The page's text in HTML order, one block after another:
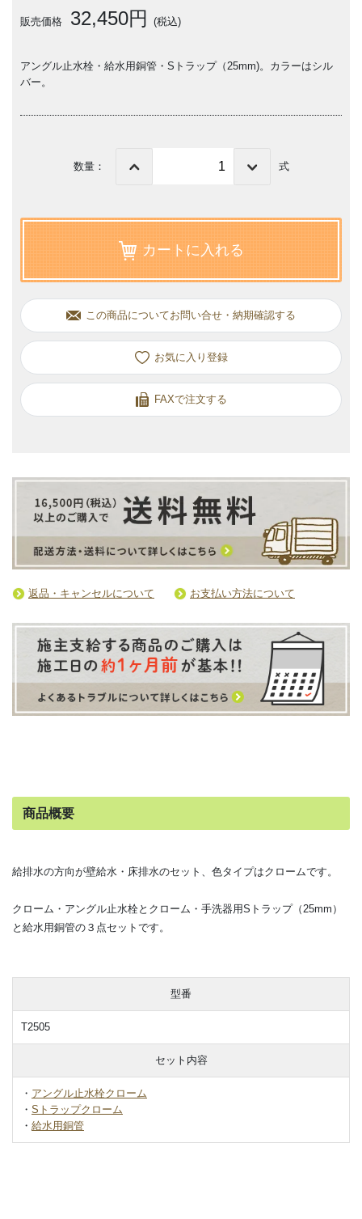
販売価格 32,450円 (税込)
アングル止水栓・給水用銅管・Sトラップ（25mm)。カラーはシル
バー。
数量： 式
カートに入れる
この商品についてお問い合せ・納期確認する
お気に入り
FAXで注文する
返品・キャンセルについて お支払い方法について
商品概要
給排水の方向が壁給水・床排水のセット、色タイプはクロームです。
クローム・アングル止水栓とクローム・手洗器用Sトラップ（25mm）
と給水用銅管の３点セットです。
型番
T2505
セット内容
・ アングル止水栓クローム
・ Sトラップクローム
・ 給水用銅管